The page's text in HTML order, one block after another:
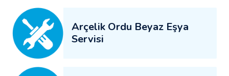
Arçelik Ordu Beyaz Eşya
Servisi